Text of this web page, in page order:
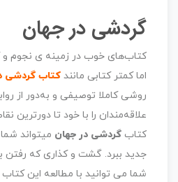
گردشی در جهان
کتاب‌های خوب در زمینه ی نجوم و
اما کمتر کتابی مانند کتاب گردشی
روشی کاملا توصیفی و به‌دور از
علاقه‌مندان را با خود تا دورترین
کتاب گردشی در جهان میتواند
جدید ببرد. گشت و کذاری که
شما می توانید با مطالعه این